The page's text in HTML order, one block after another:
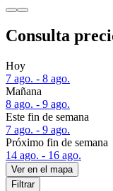
Consulta
Hoy
7 ago. - 8 ago.
Mañana
8 ago. - 9 ago.
Este fin de semana
7 ago. - 9 ago.
Próximo fin de semana
14 ago. - 16 ago.
Ver en el mapa
Filtrar